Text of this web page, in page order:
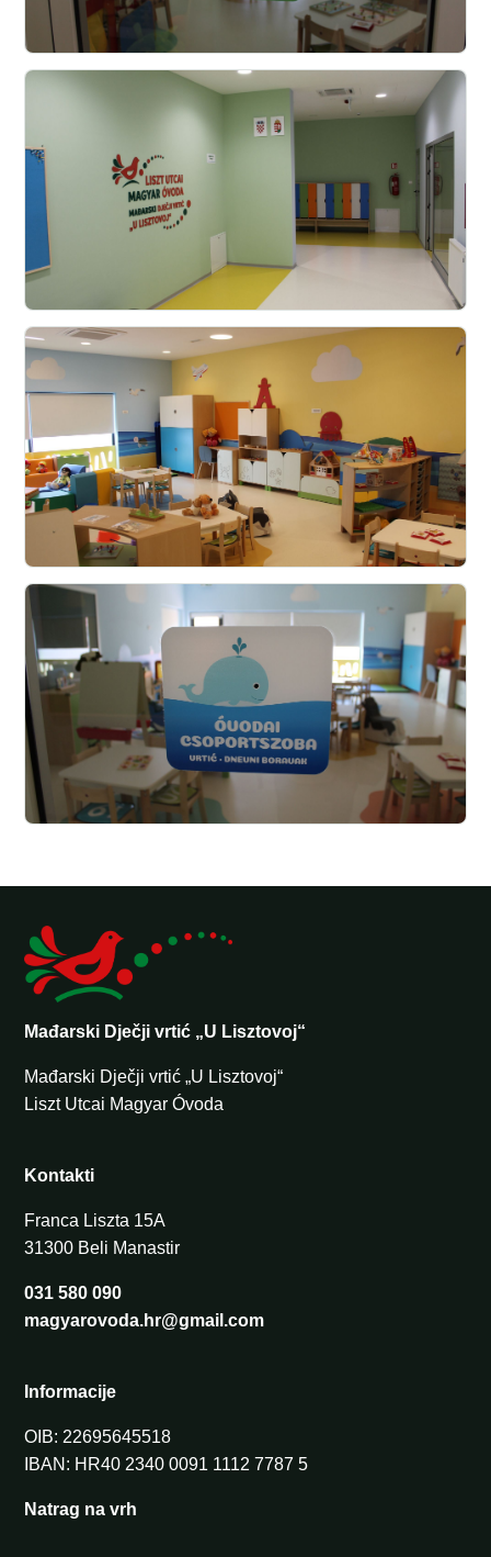
Mađarski Dječji vrtić „U Lisztovoj“
Mađarski Dječji vrtić „U Lisztovoj“
Liszt Utcai Magyar Óvoda
Kontakti
Franca Liszta 15A
31300 Beli Manastir
031 580 090
magyarovoda.hr@gmail.com
Informacije
OIB: 22695645518
IBAN: HR40 2340 0091 1112 7787 5
Natrag na vrh